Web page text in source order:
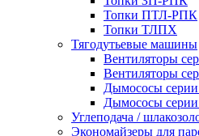
Топки ПТЛ-РПК
Топки ТЛПХ
Тягодутьевые машины
Вентиляторы
Вентиляторы
Дымососы
Дымососы
Углеподача /
Экономайзеры для